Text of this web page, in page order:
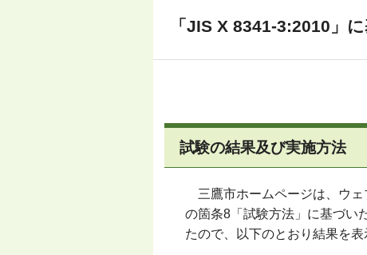
「JIS X 8341-3:2010」
試験の結果及び実施方法
三鷹市ホームページは、ウェ
の箇条8「試験方法」に基づい
たので、以下のとおり結果を表